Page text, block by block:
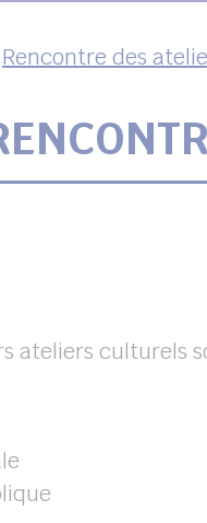
Rencontre des
ateliers culturels